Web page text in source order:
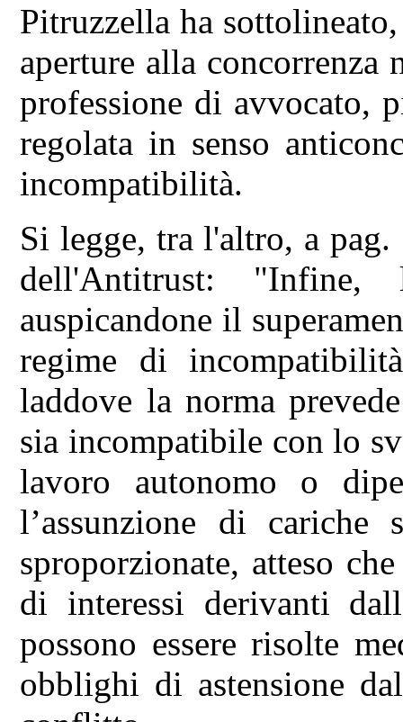
Pitruzzella ha
aperture alla
professione di avvocato,
regolata in senso
incompatibilità.
Si legge, tra l'altro, a
dell'Antitrust: "Infine,
auspicandone il
regime di
laddove la norma
sia incompatibile con lo
lavoro autonomo o
l’assunzione di
sproporzionate, atteso
di interessi derivanti
possono essere risolte
obblighi di astensione